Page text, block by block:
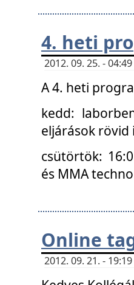
4. heti
2012. 09. 25. -
A 4. heti
kedd:
eljárások
csütörtök:
és MMA
Online
2012. 09. 21. -